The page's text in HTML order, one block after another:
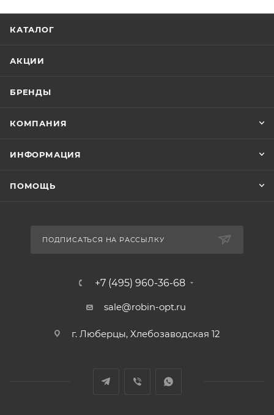
КАТАЛОГ
АКЦИИ
БРЕНДЫ
КОМПАНИЯ
ИНФОРМАЦИЯ
ПОМОЩЬ
ПОДПИСАТЬСЯ НА РАССЫЛКУ
+7 (495) 960-36-68
sale@robin-opt.ru
г. Люберцы, Хлебозаводская 12